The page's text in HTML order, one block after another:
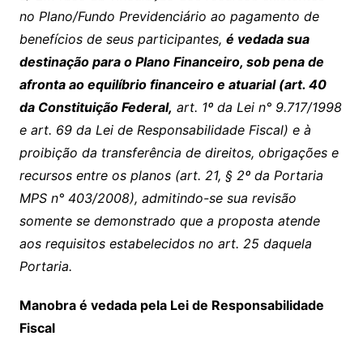
no Plano/Fundo Previdenciário ao pagamento de
benefícios de seus participantes, é vedada sua
destinação para o Plano Financeiro, sob pena de
afronta ao equilíbrio financeiro e atuarial (art. 40
da Constituição Federal, art. 1º da Lei n° 9.717/1998
e art. 69 da Lei de Responsabilidade Fiscal) e à
proibição da transferência de direitos, obrigações e
recursos entre os planos (art. 21, § 2º da Portaria
MPS n° 403/2008), admitindo-se sua revisão
somente se demonstrado que a proposta atende
aos requisitos estabelecidos no art. 25 daquela
Portaria.
Manobra é vedada pela Lei de Responsabilidade
Fiscal